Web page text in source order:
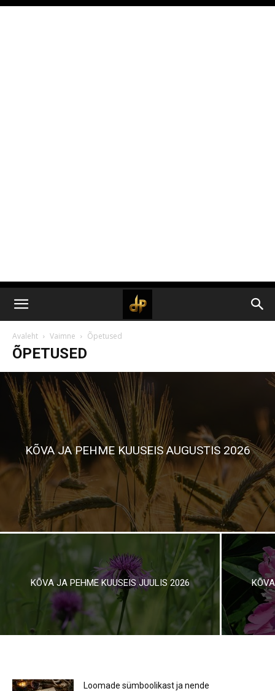
Avaleht Vaimne Õpetused
ÕPETUSED
KÕVA JA PEHME KUUSEIS AUGUSTIS 2026
KÕVA JA PEHME KUUSEIS JUULIS 2026
Loomade sümboolikast ja nende